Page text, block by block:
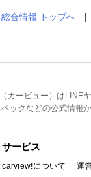
合情報 トップへ
カービュー）はLINE
ックなどの公式情報
サービス
carview!について 運